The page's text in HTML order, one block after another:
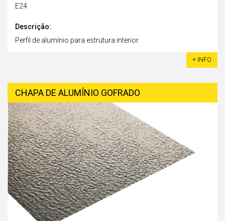
E24
Descrição:
Perfil de alumínio para estrutura interior.
+ INFO
CHAPA DE ALUMÍNIO GOFRADO